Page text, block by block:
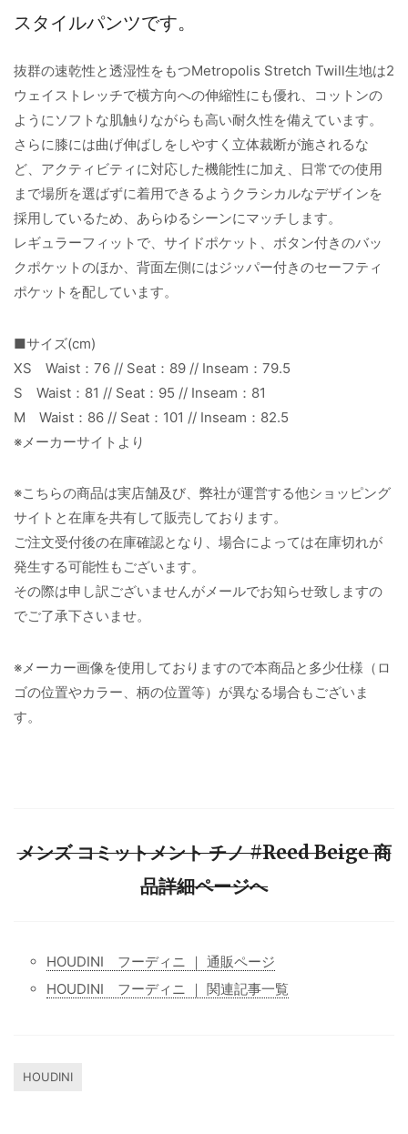
スタイルパンツです。
抜群の速乾性と透湿性をもつMetropolis Stretch Twill生地は2
ウェイストレッチで横方向への伸縮性にも優れ、コットンの
ようにソフトな肌触りながらも高い耐久性を備えています。
さらに膝には曲げ伸ばしをしやすく立体裁断が施されるな
ど、アクティビティに対応した機能性に加え、日常での使用
まで場所を選ばずに着用できるようクラシカルなデザインを
採用しているため、あらゆるシーンにマッチします。
レギュラーフィットで、サイドポケット、ボタン付きのバッ
クポケットのほか、背面左側にはジッパー付きのセーフティ
ポケットを配しています。
■サイズ(cm)
XS Waist：76 // Seat：89 // Inseam：79.5
S Waist：81 // Seat：95 // Inseam：81
M Waist：86 // Seat：101 // Inseam：82.5
※メーカーサイトより
※こちらの商品は実店舗及び、弊社が運営する他ショッピング
サイトと在庫を共有して販売しております。
ご注文受付後の在庫確認となり、場合によっては在庫切れが
発生する可能性もございます。
その際は申し訳ございませんがメールでお知らせ致しますの
でご了承下さいませ。
※メーカー画像を使用しておりますので本商品と多少仕様（ロ
ゴの位置やカラー、柄の位置等）が異なる場合もございま
す。
メンズ コミットメント チノ #Reed Beige 商
品詳細ページへ
HOUDINI フーディニ ｜ 通販ページ
HOUDINI フーディニ ｜ 関連記事一覧
HOUDINI